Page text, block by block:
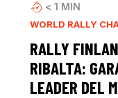
< 1 MIN
WORLD RALLY
RALLY
RIBALTA:
LEADER DEL